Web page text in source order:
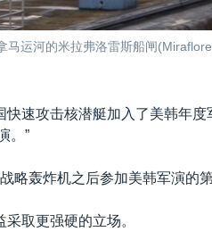
运河的米拉弗洛雷斯船闸
速攻击核潜艇加入了美韩年度
。”
略轰炸机之后参加美韩军演的
取更强硬的立场。